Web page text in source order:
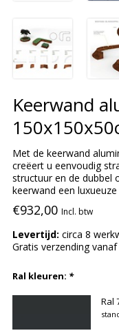
Keerwand
Met de keerwand
creëert u eenvoudig
structuur en de dubbel
keerwand een
€932,00 Incl. btw
Levertijd: circa 8
Gratis verzending
Ral kleuren: *
Ral